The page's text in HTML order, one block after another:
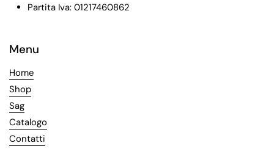
Partita Iva: 01217460862
Menu
Home
Shop
Sag
Catalogo
Contatti